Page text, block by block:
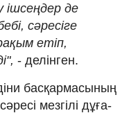
ішсеңдер де
сәресіге
етіп,
- делінген.
басқармасының
мезгілі дұға-